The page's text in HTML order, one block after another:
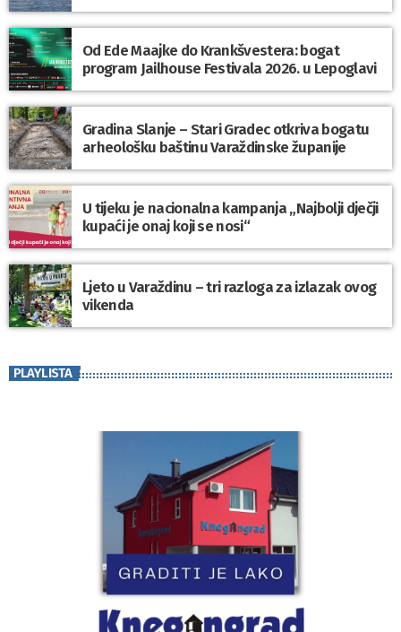
Od Ede Maajke do Krankšvestera: bogat
program Jailhouse Festivala 2026. u Lepoglavi
Gradina Slanje – Stari Gradec otkriva bogatu
arheološku baštinu Varaždinske županije
U tijeku je nacionalna kampanja „Najbolji dječji
kupaći je onaj koji se nosi“
Ljeto u Varaždinu – tri razloga za izlazak ovog
vikenda
PLAYLISTA